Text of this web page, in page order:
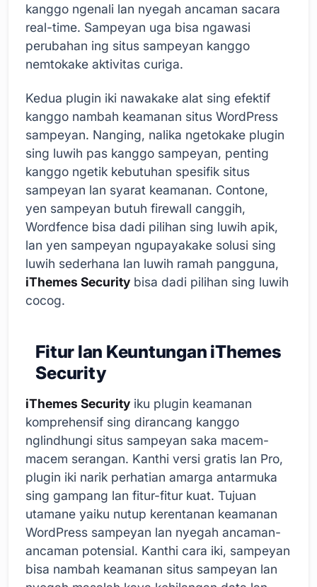
kanggo ngenali lan nyegah ancaman sacara
real-time. Sampeyan uga bisa ngawasi
perubahan ing situs sampeyan kanggo
nemtokake aktivitas curiga.
Kedua plugin iki nawakake alat sing efektif
kanggo nambah keamanan situs WordPress
sampeyan. Nanging, nalika ngetokake plugin
sing luwih pas kanggo sampeyan, penting
kanggo ngetik kebutuhan spesifik situs
sampeyan lan syarat keamanan. Contone,
yen sampeyan butuh firewall canggih,
Wordfence bisa dadi pilihan sing luwih apik,
lan yen sampeyan ngupayakake solusi sing
luwih sederhana lan luwih ramah pangguna,
iThemes Security bisa dadi pilihan sing luwih
cocog.
Fitur lan Keuntungan iThemes
Security
iThemes Security iku plugin keamanan
komprehensif sing dirancang kanggo
nglindhungi situs sampeyan saka macem-
macem serangan. Kanthi versi gratis lan Pro,
plugin iki narik perhatian amarga antarmuka
sing gampang lan fitur-fitur kuat. Tujuan
utamane yaiku nutup kerentanan keamanan
WordPress sampeyan lan nyegah ancaman-
ancaman potensial. Kanthi cara iki, sampeyan
bisa nambah keamanan situs sampeyan lan